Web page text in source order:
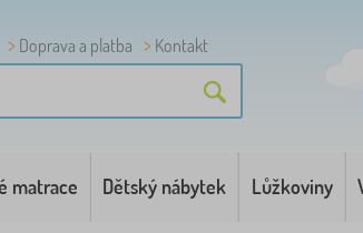
Doprava a platba Kontakt
matrace Dětský nábytek Lůžkoviny